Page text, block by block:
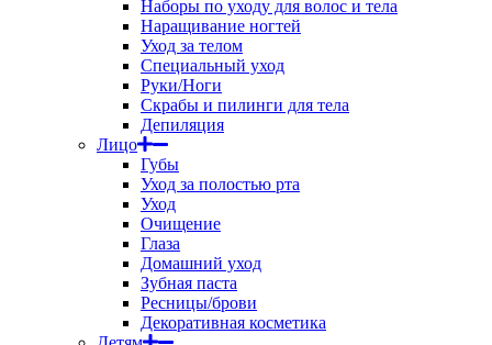
Наборы по уходу для волос и тела
Наращивание ногтей
Уход за телом
Специальный уход
Руки/Ноги
Скрабы и пилинги для тела
Депиляция
Лицо
Губы
Уход за полостью рта
Уход
Очищение
Глаза
Домашний уход
Зубная паста
Ресницы/брови
Декоративная косметика